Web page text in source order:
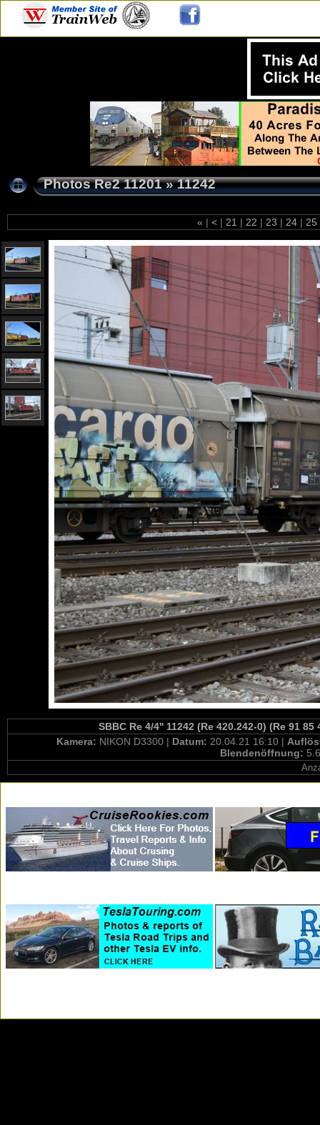
Photos Re2 11201»11242
« | < | 21 | 22 | 23 | 24 | 25
SBBC Re 4/4'' 11242 (Re 420.242-0) (Re 91
Kamera: NIKON D3300 | Datum: 20.04.21 16:10 |
Blendenöffnung: